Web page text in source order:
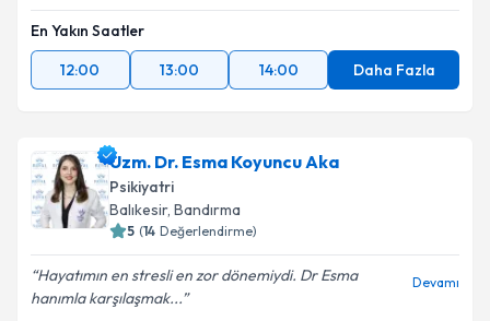
En Yakın Saatler
12:00
13:00 14:00 Daha Fazla
Uzm. Dr. Esma Koyuncu Aka
Psikiyatri
Balıkesir, Bandırma
( Değerlendirme)
Hayatımın en stresli en zor dönemiydi. Dr Esma
hanımla karşılaşmak...